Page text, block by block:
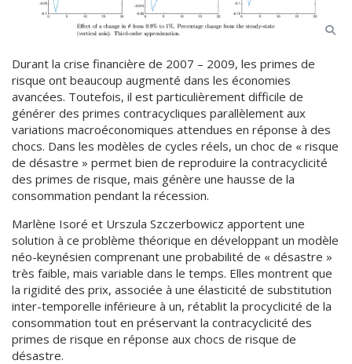
Durant la crise financière de 2007 – 2009, les primes de
risque ont beaucoup augmenté dans les économies
avancées. Toutefois, il est particulièrement difficile de
générer des primes contracycliques parallèlement aux
variations macroéconomiques attendues en réponse à des
chocs. Dans les modèles de cycles réels, un choc de « risque
de désastre » permet bien de reproduire la contracyclicité
des primes de risque, mais génère une hausse de la
consommation pendant la récession.
Marlène Isoré et Urszula Szczerbowicz apportent une
solution à ce problème théorique en développant un modèle
néo-keynésien comprenant une probabilité de « désastre »
très faible, mais variable dans le temps. Elles montrent que
la rigidité des prix, associée à une élasticité de substitution
inter-temporelle inférieure à un, rétablit la procyclicité de la
consommation tout en préservant la contracyclicité des
primes de risque en réponse aux chocs de risque de
désastre.